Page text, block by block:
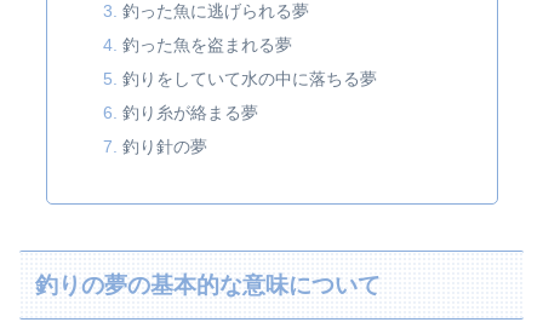
釣った魚に逃げられる夢
釣った魚を盗まれる夢
釣りをしていて水の中に落ちる夢
釣り糸が絡まる夢
釣り針の夢
釣りの夢の基本的な意味について